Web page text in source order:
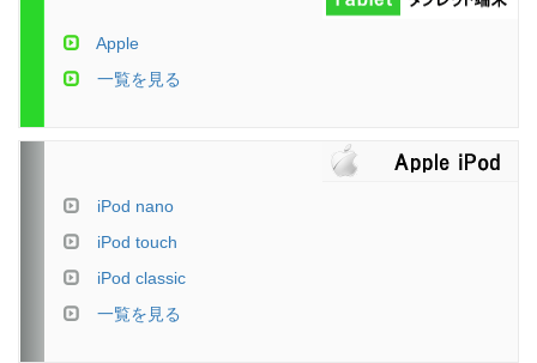
Apple
一覧を見る
iPod nano
iPod touch
iPod classic
一覧を見る